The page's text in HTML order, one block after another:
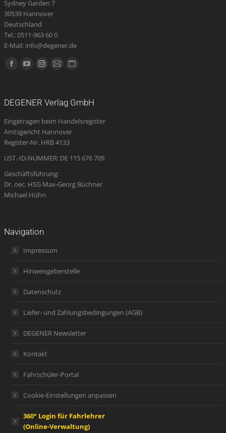
Sydney Garden 7
30539 Hannover
Deutschland
Tel.: 0511-963 60 0
E-Mail: info@degener.de
Finden Sie uns auf:
Facebook
new
window
YouTube
new
window
Instagram
new
window
E-
opens
in
new
Website
new
DEGENER Verlag GmbH
Eingetragen beim Handelsregister
Amtsgericht Hannover
Register-Nr. HRB 4133
UST.-ID-NUMMER: DE 115 676 709
Geschäftsführung:
Dr. oec. HSG Max-Georg Büchner
Michael Hühn
Navigation
Impressum
Hinweisgeberstelle
Datenschutz
Liefer- und Zahlungsbedingungen (AGB)
DEGENER Newsletter
Kontakt
Fahrschüler-Portal
Cookie-Einstellungen anpassen
360° Login für Fahrlehrer
(Online-Verwaltung)